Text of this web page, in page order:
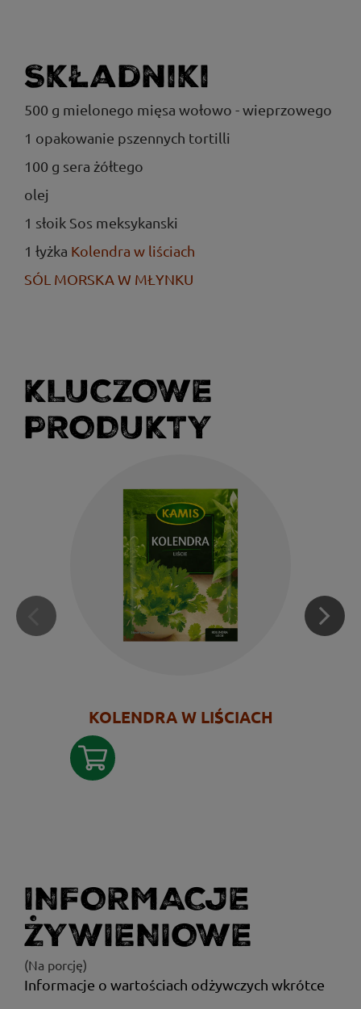
Składniki
500 g mielonego mięsa wołowo - wieprzowego
1 opakowanie pszennych tortilli
100 g sera żółtego
olej
1 słoik Sos meksykanski
1 łyżka Kolendra w liściach
SÓL MORSKA W MŁYNKU
KLUCZOWE
PRODUKTY
KOLENDRA W LIŚCIACH
INFORMACJE
ŻYWIENIOWE
(Na porcję)
Informacje o wartościach odżywczych wkrótce